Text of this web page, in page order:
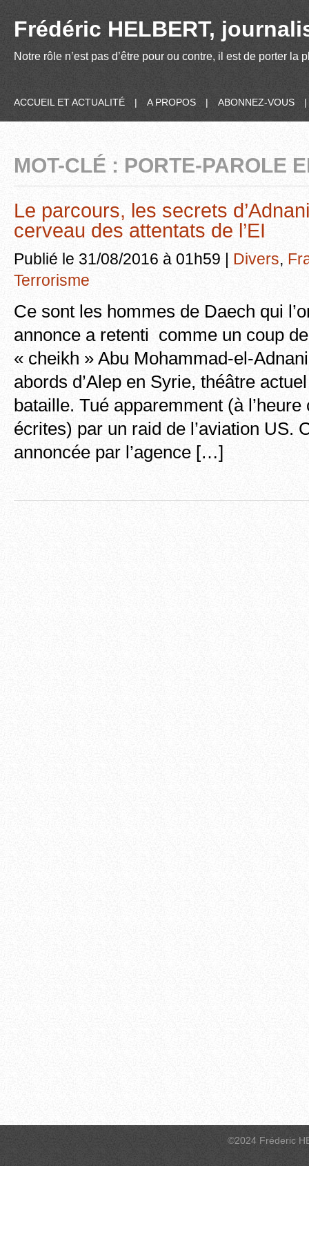
Frédéric HELBERT,
Notre rôle n’est pas d’être pour ou contre, il est de porter
ACCUEIL ET ACTUALITÉ | A PROPOS | ABONNEZ-VOUS |
MOT-CLÉ : PORTE-PAROLE
Le parcours, les secrets
cerveau des attentats de l’EI
Publié le 31/08/2016 à 01h59 | Divers,
Terrorisme
Ce sont les hommes de Daech qui
annonce a retenti comme un coup
« cheikh » Abu Mohammad-el-
abords d’Alep en Syrie, théâtre
bataille. Tué apparemment (à
écrites) par un raid de l’aviation US.
annoncée par l’agence […]
©2024 Fréderic